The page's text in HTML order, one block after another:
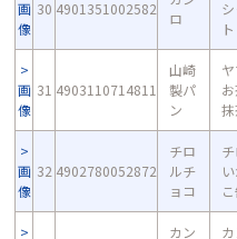
画
像
30 4901351002582
ロ
画
像
31 4903110714811
山崎
製パ
ン
画
像
32 4902780052872
チロ
ルチ
ョコ
カン